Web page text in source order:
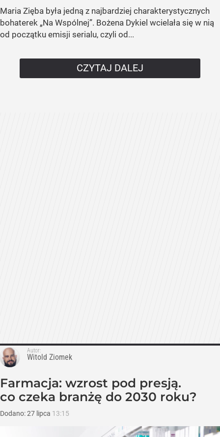
Maria Zięba była jedną z najbardziej charakterystycznych
bohaterek „Na Wspólnej”. Bożena Dykiel wcielała się w nią
od początku emisji serialu, czyli od...
CZYTAJ DALEJ
Autor:
Witold Ziomek
Farmacja: wzrost pod presją.
co czeka branżę do 2030 roku?
Dodano:27 lipca 13:15